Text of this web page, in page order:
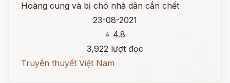
Hoàng cung và bị chó nhà dân cắn chết
23-08-2021
⭐ 4.8
3,922 lượt đọc
Truyền thuyết Việt Nam